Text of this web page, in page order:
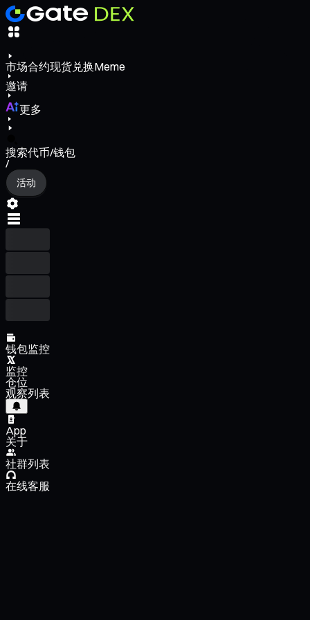
市场合约现货兑换Meme
邀请
更多
搜索代币/钱包
/
活动
钱包监控
监控
仓位
观察列表
App
关于
社群列表
在线客服